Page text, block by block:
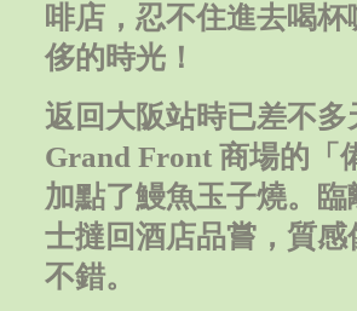
啡店，忍不住進去喝
侈的時光！
返回大阪站時已差不
Grand Front 商場的「
加點了鰻魚玉子燒。
士撻回酒店品嘗，質
不錯。